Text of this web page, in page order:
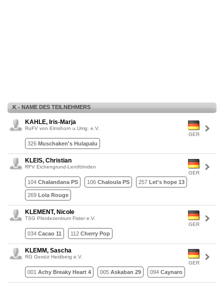
K - NAME DES TEILNEHMERS
GER
KAHLE, Iris-Marja
RuFV von Elmshorn u.Umg. e.V.
326 Muschaken's Hulapalu
GER
KLEIS, Christian
RFV Eichengrund-Lentföhrden
104 Chalandana PS 106 Chaloula PS 257 Let's hope 13
269 Lola Rouge
GER
KLEMENT, Nicole
TSG Pferdezentrum Fister e.V.
034 Cacao 11 112 Cherry Pop
GER
KLEMM, Sascha
RG Gestüt Heidberg e.V.
001 Achy Breaky Heart 4 005 Askaban 29 094 Caynaro